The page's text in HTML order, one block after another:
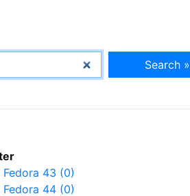
Search »
Fedora 43 (0)
Fedora 44 (0)